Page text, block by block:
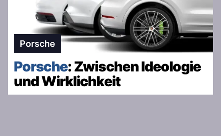
Porsche
Porsche: Zwischen Ideologie
und Wirklichkeit